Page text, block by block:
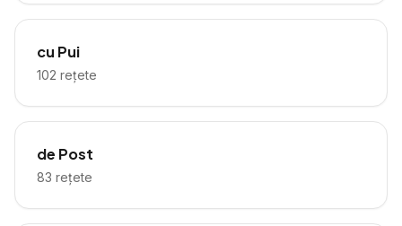
cu Pui
102 rețete
de Post
83 rețete